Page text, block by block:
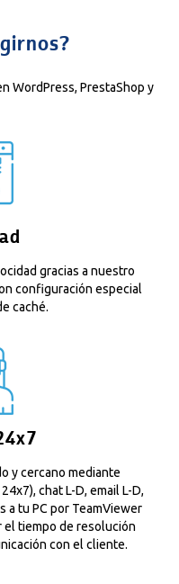
WordPress, PrestaShop y
gracias a nuestro
configuración especial
caché.
y cercano mediante
chat L-D, email L-D,
a tu PC por TeamViewer
el tiempo de resolución
con el cliente.